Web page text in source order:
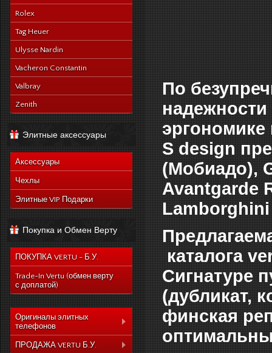
Rolex
Tag Heuer
Ulysse Nardin
Vacheron Constantin
Valbray
Zenith
Элитные аксессуары
Аксессуары
Чехлы
Элитные VIP Подарки
Покупка и Обмен Верту
ПОКУПКА VERTU - Б.У.
Trade-In Vertu (обмен верту
с доплатой)
Оригиналы элитных
телефонов
Коллекция Aster
ПРОДАЖА VERTU Б.У.
По
надежности
S design
(Мобиадо),
Avantgarde
Lamborghini
каталога
Сигнатуре
(дубликат,
финская